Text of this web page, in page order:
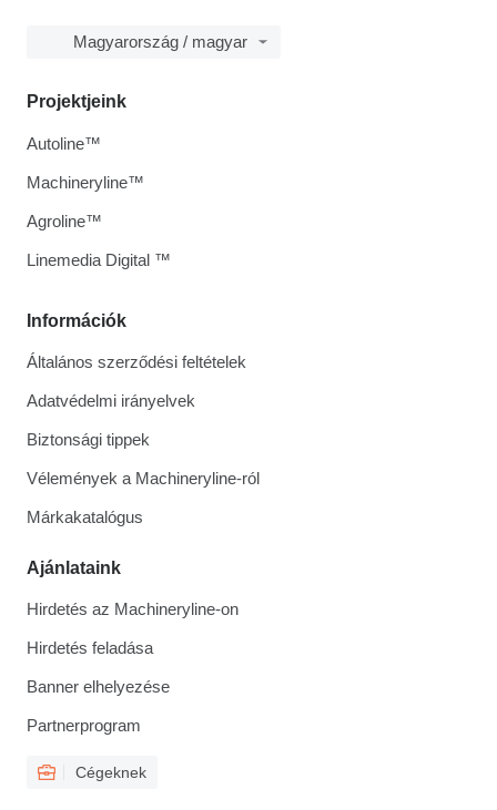
Magyarország / magyar
Információk
Általános szerződési feltételek
Adatvédelmi irányelvek
Biztonsági tippek
Vélemények a Machineryline-ról
Márkakatalógus
Ajánlataink
Hirdetés az Machineryline-on
Hirdetés feladása
Banner elhelyezése
Partnerprogram
Cégeknek
Projektjeink
Autoline™
Machineryline™
Agroline™
Linemedia Digital ™